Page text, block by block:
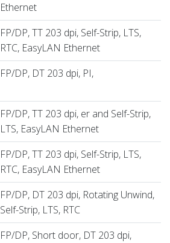
Ethernet
FP/DP, TT 203 dpi, Self-Strip, LTS,
RTC, EasyLAN Ethernet
FP/DP, DT 203 dpi, PI,
FP/DP, TT 203 dpi, er and Self-Strip,
LTS, EasyLAN Ethernet
FP/DP, TT 203 dpi, Self-Strip, LTS,
RTC, EasyLAN Ethernet
FP/DP, DT 203 dpi, Rotating Unwind,
Self-Strip, LTS, RTC
FP/DP, Short door, DT 203 dpi,